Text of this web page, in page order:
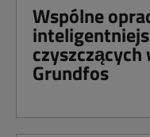
Wspólne
Grundfos